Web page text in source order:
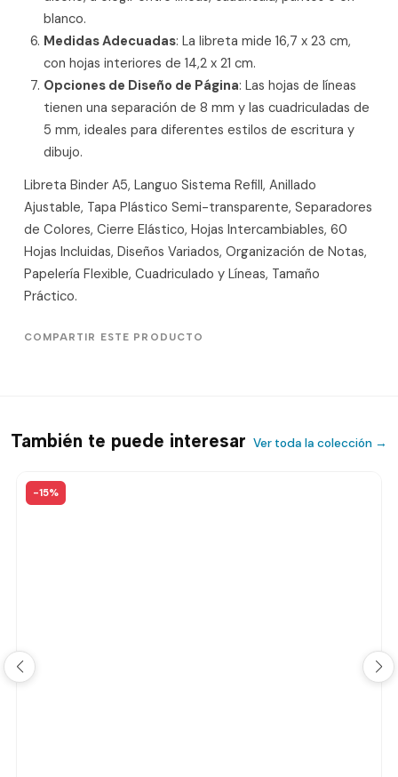
blanco.
Medidas Adecuadas: La libreta mide 16,7 x 23 cm,
con hojas interiores de 14,2 x 21 cm.
Opciones de Diseño de Página: Las hojas de líneas
tienen una separación de 8 mm y las cuadriculadas de
5 mm, ideales para diferentes estilos de escritura y
dibujo.
Libreta Binder A5, Languo Sistema Refill, Anillado
Ajustable, Tapa Plástico Semi-transparente, Separadores
de Colores, Cierre Elástico, Hojas Intercambiables, 60
Hojas Incluidas, Diseños Variados, Organización de Notas,
Papelería Flexible, Cuadriculado y Líneas, Tamaño
Práctico.
COMPARTIR ESTE PRODUCTO
También te puede interesar Ver toda la colección →
-15%